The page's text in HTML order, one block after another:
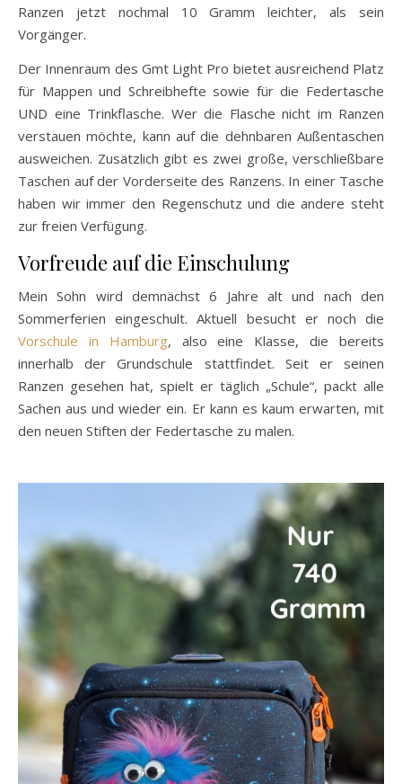
Ranzen jetzt nochmal 10 Gramm leichter, als sein
Vorgänger.
Der Innenraum des Gmt Light Pro bietet ausreichend Platz
für Mappen und Schreibhefte sowie für die Federtasche
UND eine Trinkflasche. Wer die Flasche nicht im Ranzen
verstauen möchte, kann auf die dehnbaren Außentaschen
ausweichen. Zusätzlich gibt es zwei große, verschließbare
Taschen auf der Vorderseite des Ranzens. In einer Tasche
haben wir immer den Regenschutz und die andere steht
zur freien Verfügung.
Vorfreude auf die Einschulung
Mein Sohn wird demnächst 6 Jahre alt und nach den
Sommerferien eingeschult. Aktuell besucht er noch die
Vorschule in Hamburg, also eine Klasse, die bereits
innerhalb der Grundschule stattfindet. Seit er seinen
Ranzen gesehen hat, spielt er täglich „Schule“, packt alle
Sachen aus und wieder ein. Er kann es kaum erwarten, mit
den neuen Stiften der Federtasche zu malen.